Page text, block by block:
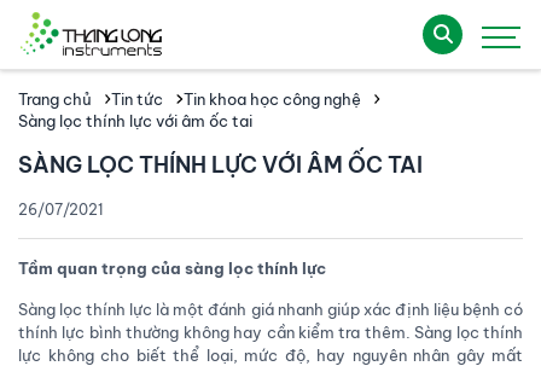
Trang chủ Tin tức
Tin khoa học công nghệ
Sàng lọc thính lực với âm ốc tai
SÀNG LỌC THÍNH LỰC VỚI ÂM ỐC TAI
26/07/2021
Tầm quan trọng của sàng lọc thính lực
Sàng lọc thính lực là một đánh giá nhanh giúp xác định liệu bệnh có
thính lực bình thường không hay cần kiểm tra thêm. Sàng lọc thính
lực không cho biết thể loại, mức độ, hay nguyên nhân gây mất